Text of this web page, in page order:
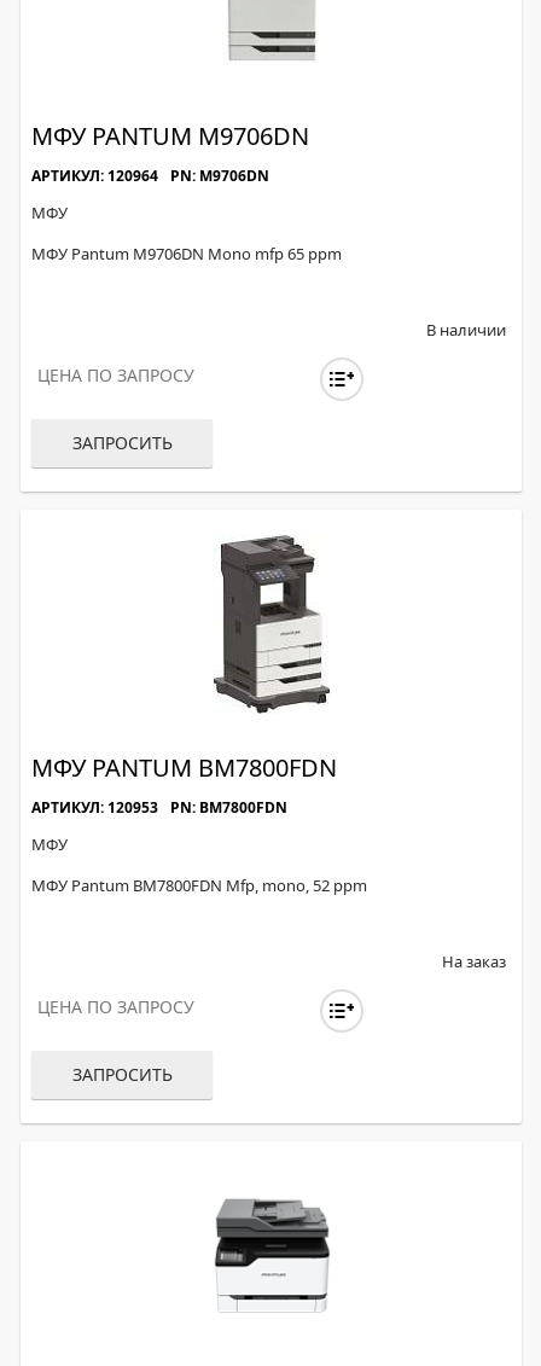
МФУ PANTUM M9706DN
АРТИКУЛ: 120964 PN: M9706DN
МФУ
МФУ Pantum M9706DN Mono mfp 65 ppm
В наличии
ЦЕНА ПО ЗАПРОСУ
ЗАПРОСИТЬ
МФУ PANTUM BM7800FDN
АРТИКУЛ: 120953 PN: BM7800FDN
МФУ
МФУ Pantum BM7800FDN Mfp, mono, 52 ppm
На заказ
ЦЕНА ПО ЗАПРОСУ
ЗАПРОСИТЬ